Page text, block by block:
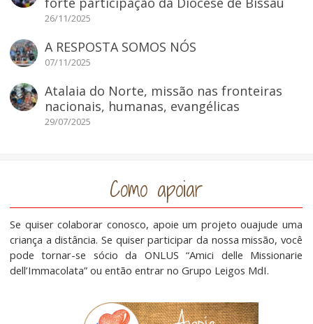
26/11/2025
A RESPOSTA SOMOS NÓS
07/11/2025
Atalaia do Norte, missão nas fronteiras
nacionais, humanas, evangélicas
29/07/2025
Como apoiar
Se quiser colaborar conosco, apoie um projeto ouajude uma
criança a distância. Se quiser participar da nossa missão, você
pode tornar-se sócio da ONLUS “Amici delle Missionarie
dell’Immacolata” ou então entrar no Grupo Leigos MdI.